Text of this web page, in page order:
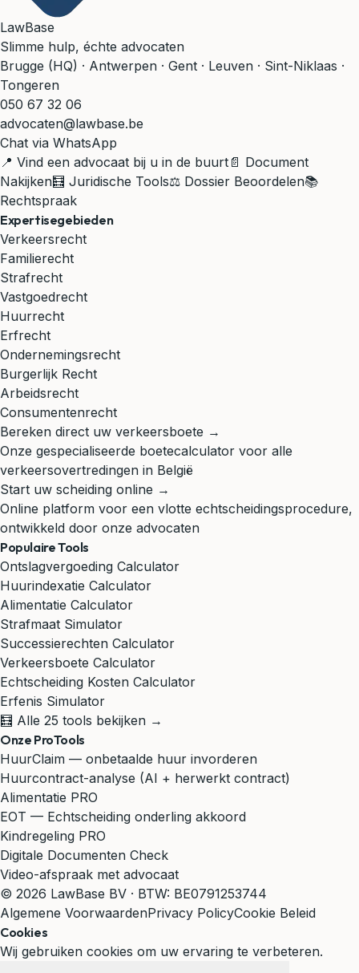
LawBase
Slimme hulp, échte advocaten
Brugge (HQ) · Antwerpen · Gent · Leuven · Sint-Niklaas ·
Tongeren
050 67 32 06
advocaten@lawbase.be
Chat via WhatsApp
📍 Vind een advocaat bij u in de buurt 📄 Document
Nakijken🧮 Juridische Tools⚖️ Dossier Beoordelen📚
Rechtspraak
Expertisegebieden
Verkeersrecht
Familierecht
Strafrecht
Vastgoedrecht
Huurrecht
Erfrecht
Ondernemingsrecht
Burgerlijk Recht
Arbeidsrecht
Consumentenrecht
Bereken direct uw verkeersboete →
Onze gespecialiseerde boetecalculator voor alle
verkeersovertredingen in België
Start uw scheiding online →
Online platform voor een vlotte echtscheidingsprocedure,
ontwikkeld door onze advocaten
Populaire Tools
Ontslagvergoeding Calculator
Huurindexatie Calculator
Alimentatie Calculator
Strafmaat Simulator
Successierechten Calculator
Verkeersboete Calculator
Echtscheiding Kosten Calculator
Erfenis Simulator
🧮 Alle 25 tools bekijken →
Onze ProTools
HuurClaim — onbetaalde huur invorderen
Huurcontract-analyse (AI + herwerkt contract)
Alimentatie PRO
EOT — Echtscheiding onderling akkoord
Kindregeling PRO
Digitale Documenten Check
Video-afspraak met advocaat
© 2026 LawBase BV · BTW: BE0791253744
Algemene VoorwaardenPrivacy PolicyCookie Beleid
Cookies
Wij gebruiken cookies om uw ervaring te verbeteren.